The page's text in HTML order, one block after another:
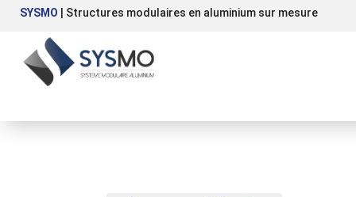
SYSMO | Structures modulaires en aluminium sur mesure